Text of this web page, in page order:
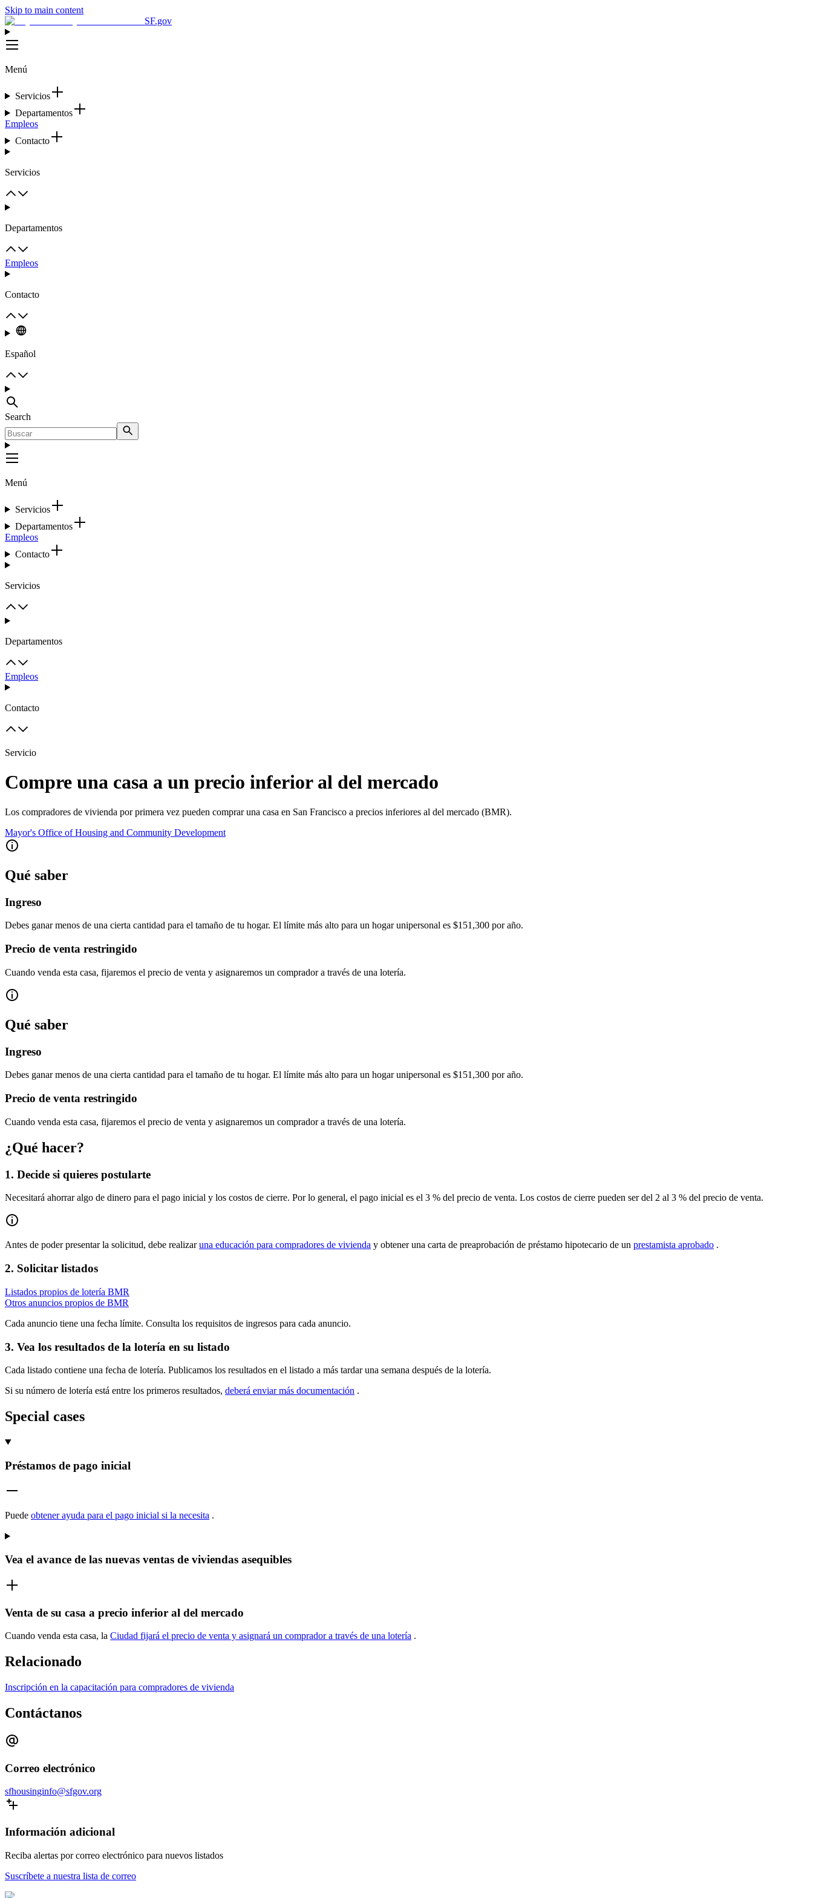
Skip to main content
SF.gov
Menú
Servicios
Departamentos
Empleos
Contacto
Servicios
Departamentos
Empleos
Contacto
Español
Search
Menú
Servicios
Departamentos
Empleos
Contacto
Servicios
Departamentos
Empleos
Contacto
Servicio
Compre una casa a un precio inferior al del mercado
Los compradores de vivienda por primera vez pueden comprar una casa en San Francisco a precios inferiores al del mercado (BMR).
Mayor's Office of Housing and Community Development
Qué saber
Ingreso
Debes ganar menos de una cierta cantidad para el tamaño de tu hogar. El límite más alto para un hogar unipersonal es $151,300 por año.
Precio de venta restringido
Cuando venda esta casa, fijaremos el precio de venta y asignaremos un comprador a través de una lotería.
Qué saber
Ingreso
Debes ganar menos de una cierta cantidad para el tamaño de tu hogar. El límite más alto para un hogar unipersonal es $151,300 por año.
Precio de venta restringido
Cuando venda esta casa, fijaremos el precio de venta y asignaremos un comprador a través de una lotería.
¿Qué hacer?
1. Decide si quieres postularte
Necesitará ahorrar algo de dinero para el pago inicial y los costos de cierre. Por lo general, el pago inicial es el 3 % del precio de venta. Los costos de cierre pueden ser del 2 al 3 % del precio de venta.
Antes de poder presentar la solicitud, debe realizaruna educación para compradores de vivienda y obtener una carta de preaprobación de préstamo hipotecario de un prestamista aprobado .
2. Solicitar listados
Listados propios de lotería BMR
Otros anuncios propios de BMR
Cada anuncio tiene una fecha límite. Consulta los requisitos de ingresos para cada anuncio.
3. Vea los resultados de la lotería en su listado
Cada listado contiene una fecha de lotería. Publicamos los resultados en el listado a más tardar una semana después de la lotería.
Si su número de lotería está entre los primeros resultados, deberá enviar más documentación .
Special cases
Préstamos de pago inicial
Puede obtener ayuda para el pago inicial si la necesita .
Vea el avance de las nuevas ventas de viviendas asequibles
Venta de su casa a precio inferior al del mercado
Cuando venda esta casa, la Ciudad fijará el precio de venta y asignará un comprador a través de una lotería .
Relacionado
Inscripción en la capacitación para compradores de vivienda
Contáctanos
Correo electrónico
sfhousinginfo@sfgov.org
Información adicional
Reciba alertas por correo electrónico para nuevos listados
Suscríbete a nuestra lista de correo